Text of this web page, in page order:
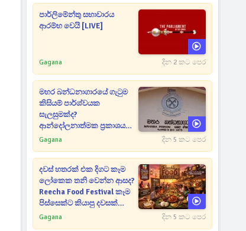
පාර්ලිමේන්තු සභාවාරය
ආරම්භ වෙයි [LIVE]
Gagana දින 2 කට පෙර
මහර බන්ධනාගාරයේ ගැටුම
කිසියම් පාර්ශ්වයක
සැලසුමක්ද?
ආන්දෝලනාත්මක ප්‍රකාශයක්
එළියට [VIDEO]
Gagana දින 5 කට පෙර
දවස් හතරක් එක දිගට කෑම
ලෝකෙක තනි වෙන්න ආසද?
Reecha Food Festival කෑම
පිස්සෙක්ට කියාපු දවසක්
මෙන්න
Gagana දින 5 කට පෙර